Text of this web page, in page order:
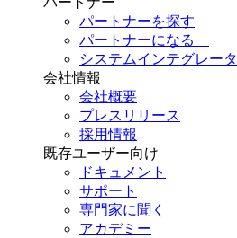
パートナーを探す
パートナーになる
システムインテグレータ
会社情報
会社概要
プレスリリース
採用情報
既存ユーザー向け
ドキュメント
サポート
専門家に聞く
アカデミー